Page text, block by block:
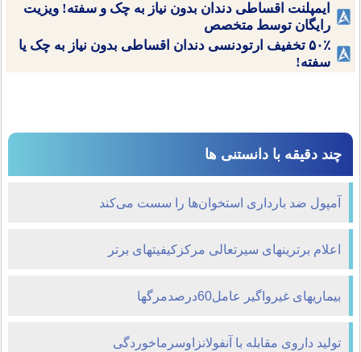
ایمپلنت اقساطی دندان بدون نیاز به چک و سفته! ویزیت
رایگان توسط متخصص
۵۰٪ تخفیف ارتودنسی دندان اقساطی بدون نیاز به چک یا
سفته!
چند دقیقه با دانستنی ها
آمپول ضد بارداری استخوان‌ها را سست می‌كند
اعلام برترینهای سیرتعالی مرکزکیفیتهای برتر
بیماریهای غیرواگیر عامل60درصدمرگها
تولید داروی مقابله با آنفولانزاوسرماخوردگی